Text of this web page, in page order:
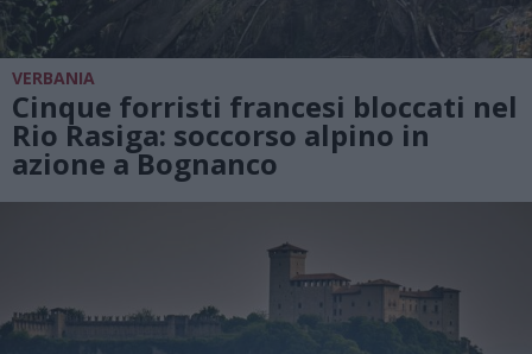
VERBANIA
Cinque forristi francesi bloccati nel
Rio Rasiga: soccorso alpino in
azione a Bognanco